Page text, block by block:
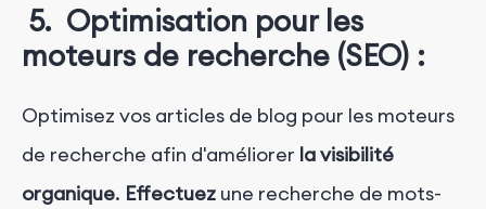
5. Optimisation pour les
moteurs de recherche (SEO) :
Optimisez vos articles de blog pour les moteurs
de recherche afin d'améliorer la visibilité
organique. Effectuez une recherche de mots-